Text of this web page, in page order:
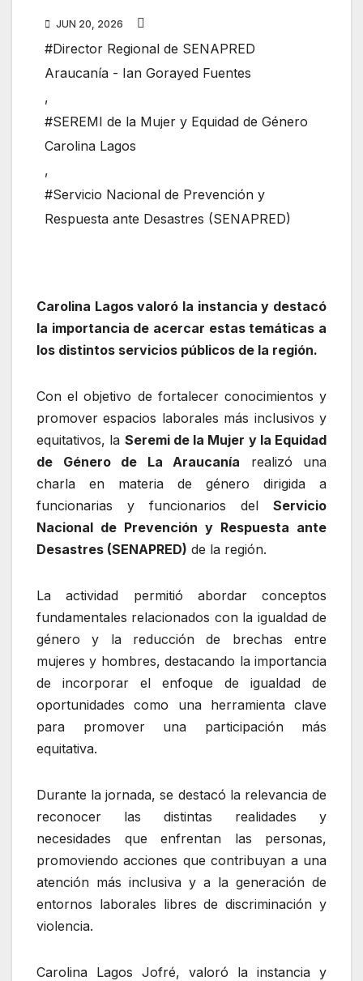
JUN 20, 2026
#Director Regional de SENAPRED
Araucanía - Ian Gorayed Fuentes
,
#SEREMI de la Mujer y Equidad de Género
Carolina Lagos
,
#Servicio Nacional de Prevención y
Respuesta ante Desastres (SENAPRED)
Carolina Lagos valoró la instancia y destacó
la importancia de acercar estas temáticas a
los distintos servicios públicos de la región.
Con el objetivo de fortalecer conocimientos y
promover espacios laborales más inclusivos y
equitativos, la Seremi de la Mujer y la Equidad
de Género de La Araucanía realizó una
charla en materia de género dirigida a
funcionarias y funcionarios del Servicio
Nacional de Prevención y Respuesta ante
Desastres (SENAPRED) de la región.
La actividad permitió abordar conceptos
fundamentales relacionados con la igualdad de
género y la reducción de brechas entre
mujeres y hombres, destacando la importancia
de incorporar el enfoque de igualdad de
oportunidades como una herramienta clave
para promover una participación más
equitativa.
Durante la jornada, se destacó la relevancia de
reconocer las distintas realidades y
necesidades que enfrentan las personas,
promoviendo acciones que contribuyan a una
atención más inclusiva y a la generación de
entornos laborales libres de discriminación y
violencia.
Carolina Lagos Jofré, valoró la instancia y